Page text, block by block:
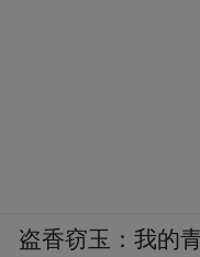
盗香窃玉：我的